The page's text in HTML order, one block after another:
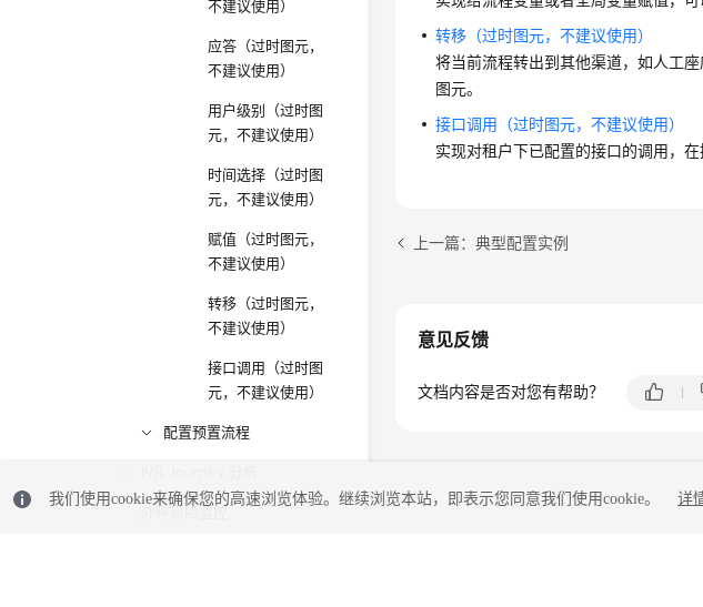
不建议使用）
应答（过时图元，
不建议使用）
用户级别（过时图
元，不建议使用）
时间选择（过时图
元，不建议使用）
赋值（过时图元，
不建议使用）
转移（过时图元，
不建议使用）
接口调用（过时图
元，不建议使用）
配置预置流程
外呼风险监控
转移（过时图元，不建议使用）
将当前流程转出到其他渠道，如人工
图元。
接口调用（过时图元，不建议使用）
实现对租户下已配置的接口的调用，
上一篇：典型配置实例
意见反馈
文档内容是否对您有帮助？
我们使用cookie来确保您的高速浏览体验。继续浏览本站，即表示您同意我们使用cookie。 详